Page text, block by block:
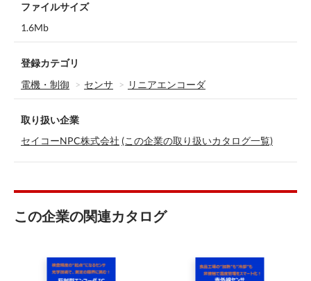
ファイルサイズ
1.6Mb
登録カテゴリ
電機・制御
センサ リニアエンコーダ
取り扱い企業
セイコーNPC株式会社 (この企業の取り扱いカタログ一覧)
この企業の関連カタログ